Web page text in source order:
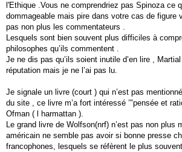
l'Ethique .Vous ne comprendriez pas Spinoza ce
dommageable mais pire dans votre cas de figure
pas non plus les commentateurs .
Lesquels sont bien souvent plus difficiles à
philosophes qu’ils commentent .
Je ne dis pas qu’ils soient inutile d’en lire ,
réputation mais je ne l’ai pas lu.
Je signale un livre (court ) qui n’est pas
du site , ce livre m’a fort intéressé ’"pensée et
Ofman ( l harmattan ).
Le grand livre de Wolfson(nrf) n’est pas non plus
américain ne semble pas avoir si bonne presse
francophones, lesquels se réfèrent le plus